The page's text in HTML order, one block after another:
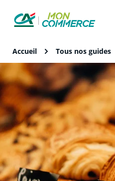
Accueil Tous nos guides